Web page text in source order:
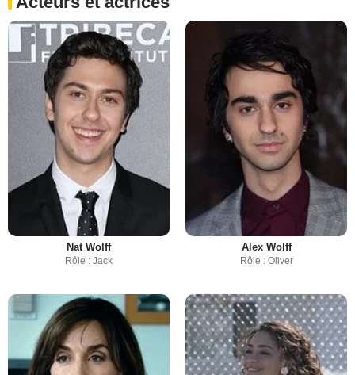
Nat Wolff
Rôle : Jack
Alex Wolff
Rôle : Oliver